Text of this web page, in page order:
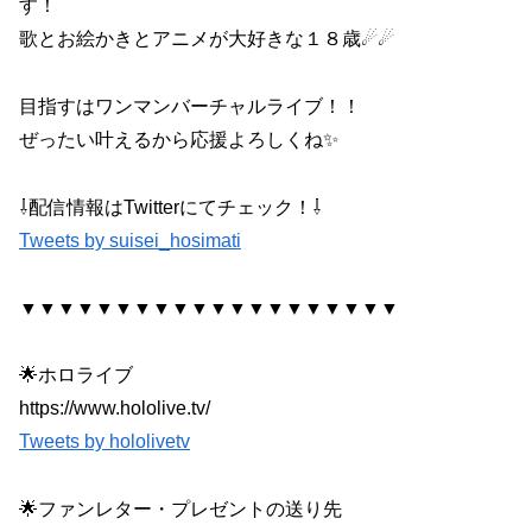
す！
歌とお絵かきとアニメが大好きな１８歳☄☄
目指すはワンマンバーチャルライブ！！
ぜったい叶えるから応援よろしくね✨
⇩配信情報はTwitterにてチェック！⇩
Tweets by suisei_hosimati
▼▼▼▼▼▼▼▼▼▼▼▼▼▼▼▼▼▼▼▼
🌟ホロライブ
https://www.hololive.tv/
Tweets by hololivetv
🌟ファンレター・プレゼントの送り先